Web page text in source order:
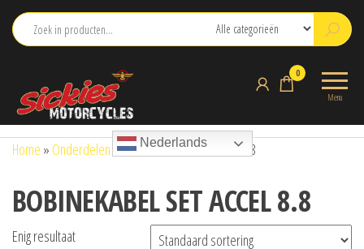
naar
Menu
0
Nederlands
Home » Onderdelen »BOBINEKABEL SET ACCEL 8.8
BOBINEKABEL SET ACCEL 8.8
Enig resultaat